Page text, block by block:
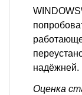
надёжней.
Оценка